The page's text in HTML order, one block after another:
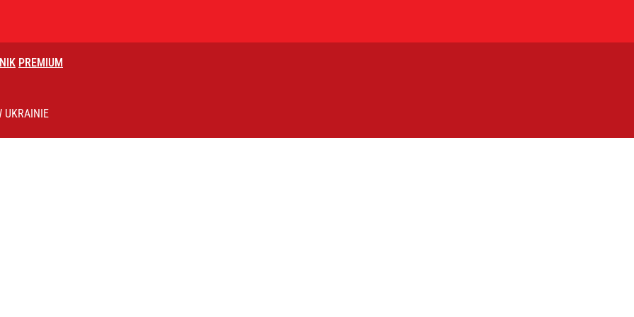
PREMIUM
dokument
UKRAINIE